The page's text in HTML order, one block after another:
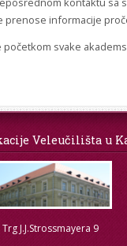
prenose informacije
svake
Veleučilišta u
Trg J.J.Strossmayera 9